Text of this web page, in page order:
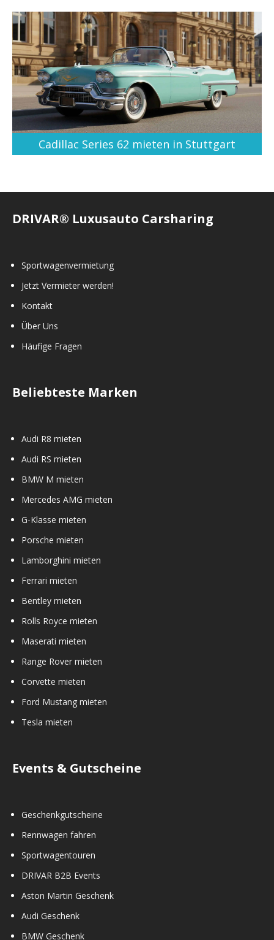
Cadillac Series 62 mieten in Stuttgart
DRIVAR® Luxusauto Carsharing
Sportwagenvermietung
Jetzt Vermieter werden!
Kontakt
Über Uns
Häufige Fragen
Beliebteste Marken
Audi R8 mieten
Audi RS mieten
BMW M mieten
Mercedes AMG mieten
G-Klasse mieten
Porsche mieten
Lamborghini mieten
Ferrari mieten
Bentley mieten
Rolls Royce mieten
Maserati mieten
Range Rover mieten
Corvette mieten
Ford Mustang mieten
Tesla mieten
Events & Gutscheine
Geschenkgutscheine
Rennwagen fahren
Sportwagentouren
DRIVAR B2B Events
Aston Martin Geschenk
Audi Geschenk
BMW Geschenk